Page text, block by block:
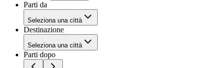
Parti da
Seleziona una città
Destinazione
Seleziona una città
Parti dopo